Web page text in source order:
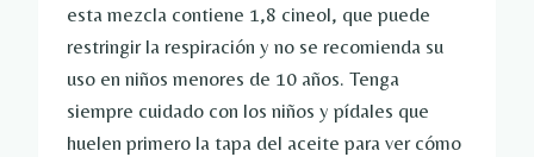
esta mezcla contiene 1,8 cineol, que puede
restringir la respiración y no se recomienda su
uso en niños menores de 10 años. Tenga
siempre cuidado con los niños y pídales que
huelen primero la tapa del aceite para ver cómo